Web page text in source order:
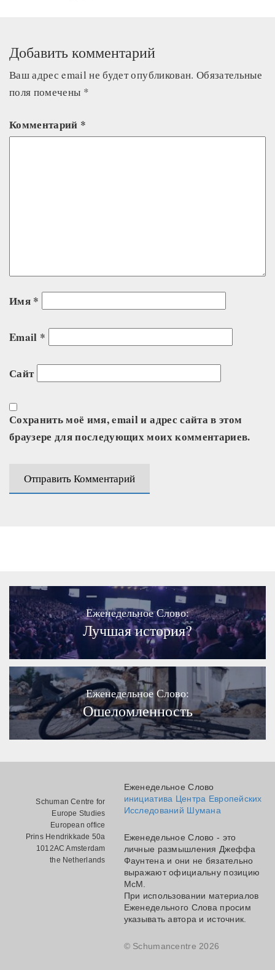
Добавить комментарий
Ваш адрес email не будет опубликован. Обязательные
поля помечены *
Комментарий *
Имя *
Email *
Сайт
Сохранить моё имя, email и адрес сайта в этом
браузере для последующих моих комментариев.
Еженедельное Слово:
Лучшая история?
Еженедельное Слово:
Ошеломленность
Schuman Centre for
Europe Studies
European office
Prins Hendrikkade 50a
1012AC Amsterdam
the Netherlands
Еженедельное Слово
инициатива Центра Европейских
Исследований Шумана
Еженедельное Слово - это
личные размышления Джеффа
Фаунтена и они не бязательно
выражают официальну позицию
МсМ.
При использовании материалов
Еженедельного Слова просим
указывать автора и источник.
© Schumancentre 2026